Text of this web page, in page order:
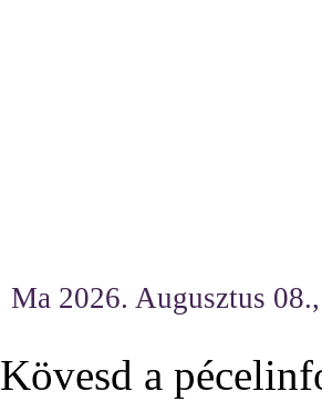
Ma 2026. Augusztus
Kövesd a